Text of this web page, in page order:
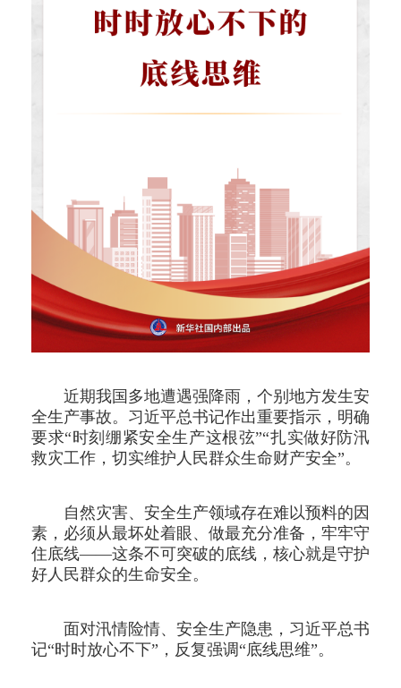
近期我国多地遭遇强降雨，个别地方发生安
全生产事故。习近平总书记作出重要指示，明确
要求“时刻绷紧安全生产这根弦”“扎实做好防汛
救灾工作，切实维护人民群众生命财产安全”。
自然灾害、安全生产领域存在难以预料的因
素，必须从最坏处着眼、做最充分准备，牢牢守
住底线——这条不可突破的底线，核心就是守护
好人民群众的生命安全。
面对汛情险情、安全生产隐患，习近平总书
记“时时放心不下”，反复强调“底线思维”。